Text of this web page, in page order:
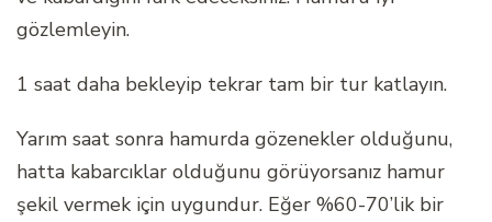
gözlemleyin.
1 saat daha bekleyip tekrar tam bir tur katlayın.
Yarım saat sonra hamurda gözenekler olduğunu,
hatta kabarcıklar olduğunu görüyorsanız hamur
şekil vermek için uygundur. Eğer %60-70’lik bir